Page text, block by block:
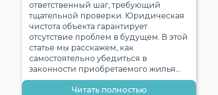
ответственный шаг, требующий
тщательной проверки. Юридическая
чистота объекта гарантирует
отсутствие проблем в будущем. В этой
статье мы расскажем, как
самостоятельно убедиться в
законности приобретаемого жилья...
Читать полностью